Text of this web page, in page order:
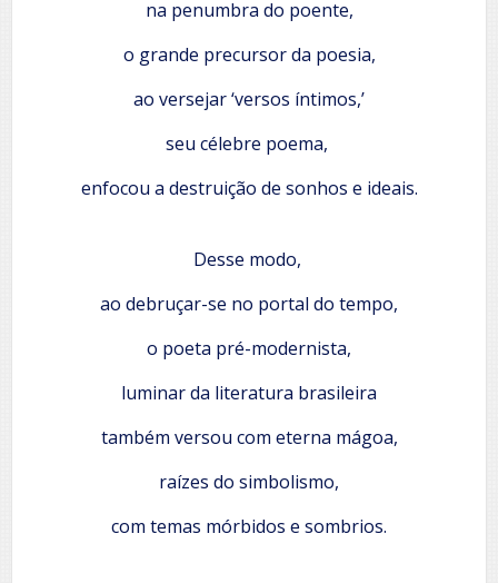
na penumbra do poente,
o grande precursor da poesia,
ao versejar ‘versos íntimos,’
seu célebre poema,
enfocou a destruição de sonhos e ideais.
Desse modo,
ao debruçar-se no portal do tempo,
o poeta pré-modernista,
luminar da literatura brasileira
também versou com eterna mágoa,
raízes do simbolismo,
com temas mórbidos e sombrios.